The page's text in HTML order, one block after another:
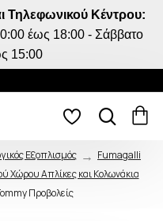
Τηλεφωνικού Κέντρου:
έως 18:00 - Σάββατο
15:00
Εξοπλισμός
Fumagalli
Χώρου Απλίκες και Κολωνάκια
Προβολείς